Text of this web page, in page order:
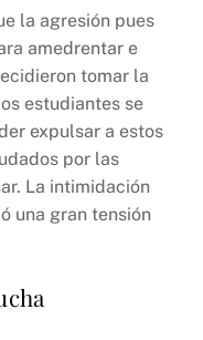
la agresión pues
amedrentar e
tomar la
estudiantes se
expulsar a estos
por las
La intimidación
una gran tensión